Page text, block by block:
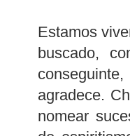
Estamos
buscado,
agradece.
nomear